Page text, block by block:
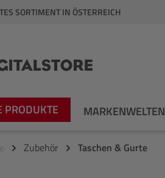
springen
SORTIMENT IN ÖSTERREICH
PRODUKTE MARKENWELTEN
Zubehör Taschen & Gurte